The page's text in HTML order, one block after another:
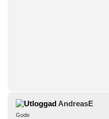
AndreasE
Gode